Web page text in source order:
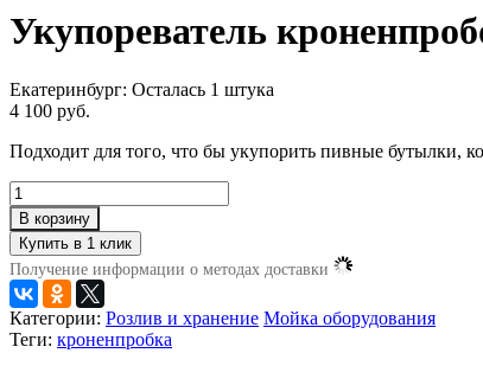
Укупореватель
Екатеринбург: Осталась 1 штука
4 100 руб.
Подходит для того, что бы укупорить пивные бутылки,
В корзину
Получение информации о методах доставки
Категории: Розлив и хранение Мойка оборудования
Теги: кроненпробка